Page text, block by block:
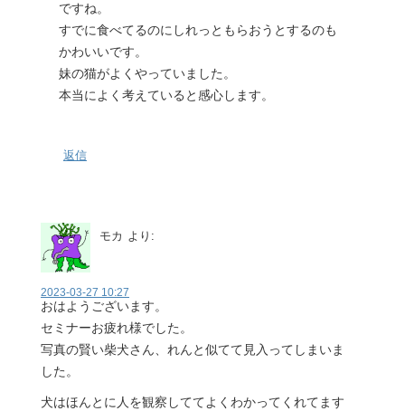
ですね。
すでに食べてるのにしれっともらおうとするのも
かわいいです。
妹の猫がよくやっていました。
本当によく考えていると感心します。
返信
モカ より:
2023-03-27 10:27
おはようございます。
セミナーお疲れ様でした。
写真の賢い柴犬さん、れんと似てて見入ってしまいま
した。
犬はほんとに人を観察しててよくわかってくれてます